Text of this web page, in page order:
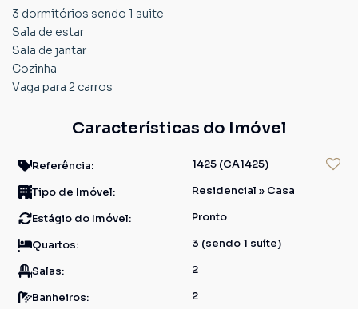
3 dormitórios sendo 1 suite
Sala de estar
Sala de jantar
Cozinha
Vaga para 2 carros
Características do Imóvel
Referência: 1425 (CA1425)
Tipo de Imóvel: Residencial » Casa
Estágio do Imóvel: Pronto
Quartos: 3 (sendo 1 suíte)
Salas: 2
Banheiros: 2